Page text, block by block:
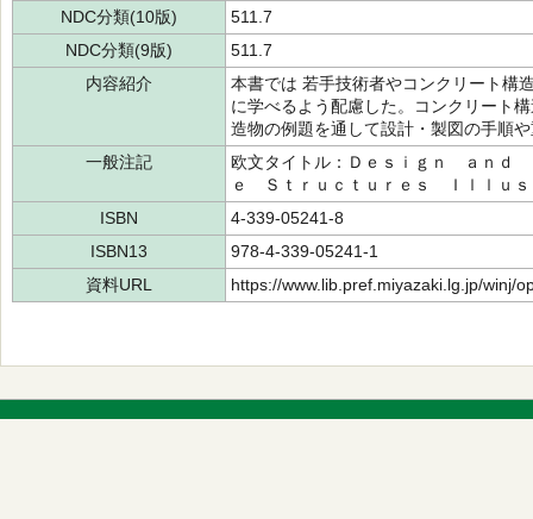
NDC分類(10版)
511.7
NDC分類(9版)
511.7
内容紹介
本書では 若手技術者やコンクリート構
に学べるよう配慮した。コンクリート
造物の例題を通して設計・製図の手順
一般注記
欧文タイトル：Ｄｅｓｉｇｎ ａｎ
ｅ Ｓｔｒｕｃｔｕｒｅｓ Ｉｌｌｕ
ISBN
4-339-05241-8
ISBN13
978-4-339-05241-1
資料URL
https://www.lib.pref.miyazaki.lg.jp/winj/